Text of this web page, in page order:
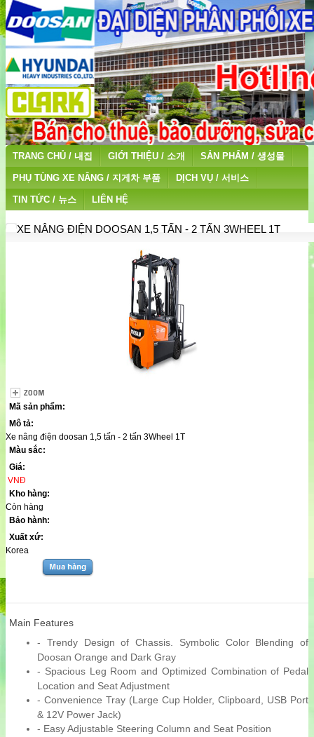
TRANG CHỦ / 내집 GIỚI THIỆU / 소개 SẢN PHẨM / 생성물
PHỤ TÙNG XE NÂNG / 지게차 부품 DỊCH VỤ / 서비스
TIN TỨC / 뉴스 LIÊN HỆ
XE NÂNG ĐIỆN DOOSAN 1,5 TẤN - 2 TẤN 3WHEEL 1T
Mã sản phẩm:
Mô tả:
Xe nâng điện doosan 1,5 tấn - 2 tấn 3Wheel 1T
Màu sắc:
Giá:
VNĐ
Kho hàng:
Còn hàng
Bảo hành:
Xuất xứ:
Korea
Main Features
- Trendy Design of Chassis. Symbolic Color Blending of
Doosan Orange and Dark Gray
- Spacious Leg Room and Optimized Combination of Pedal
Location and Seat Adjustment
- Convenience Tray (Large Cup Holder, Clipboard, USB Port
& 12V Power Jack)
- Easy Adjustable Steering Column and Seat Position